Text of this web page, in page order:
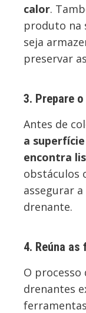
calor.
produto na
seja
preservar
3. Prepare
Antes de
a
encontra
obstáculos
assegurar
drenante.
4. Reúna
O processo
drenantes